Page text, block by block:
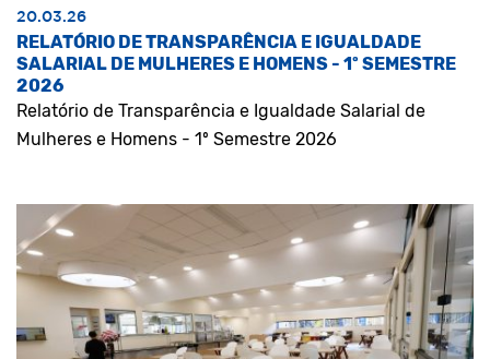
20.03.26
RELATÓRIO DE TRANSPARÊNCIA E IGUALDADE
SALARIAL DE MULHERES E HOMENS - 1º SEMESTRE
2026
Relatório de Transparência e Igualdade Salarial de
Mulheres e Homens - 1º Semestre 2026